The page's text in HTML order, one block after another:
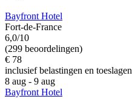
Bayfront Hotel
Fort-de-France
6,0/10
(299 beoordelingen)
€ 78
inclusief belastingen en toeslagen
8 aug - 9 aug
Bayfront Hotel